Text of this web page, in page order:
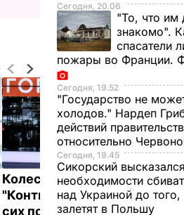
Колесников: Филиал
"Конти" в Курске до
сих пор работает: в
Сегодня, 20.06
"То, что им
знакомо".
спасатели
пожары во Франции.
Сегодня, 19.52
"Государство не
холодов." Нардеп
действий
относительно
Сегодня, 19.45
Сикорский
необходимости
над Украиной до того,
залетят в Польшу